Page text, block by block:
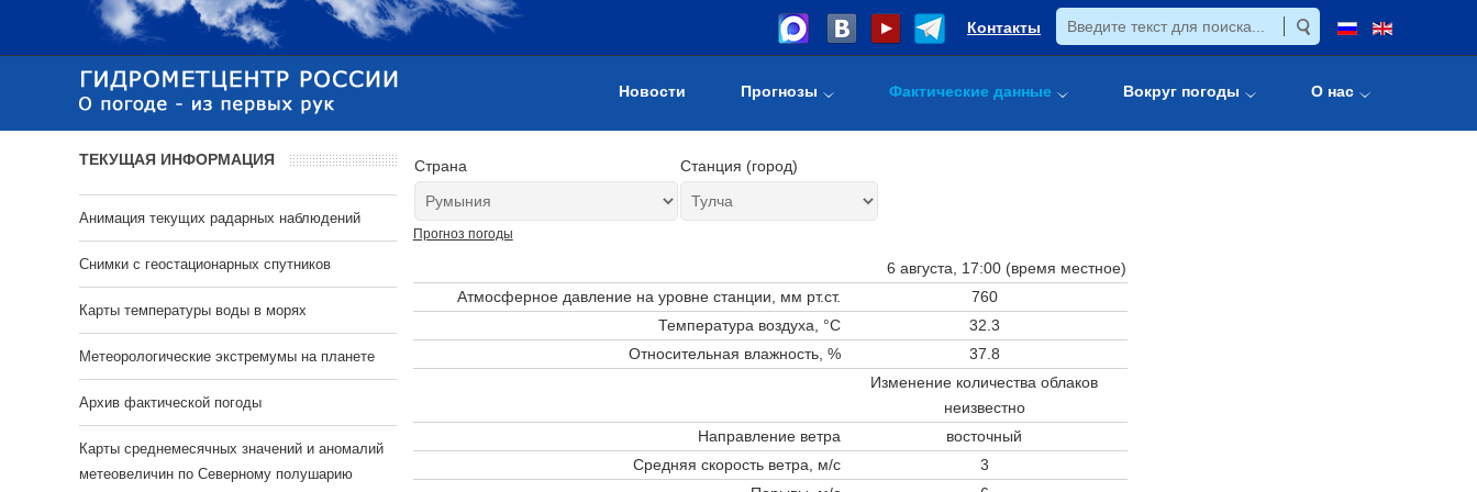
Контакты
Новости Прогнозы Фактические данные Вокруг погоды О нас
Страна Станция (город)
Прогноз погоды
6 августа, 17:00 (время местное)
Атмосферное давление на уровне станции, мм рт.ст.
760
Температура воздуха, °C
32.3
Относительная влажность, %
37.8
Изменение количества облаков
неизвестно
Направление ветра
восточный
Средняя скорость ветра, м/с
3
ТЕКУЩАЯ ИНФОРМАЦИЯ
Анимация текущих радарных наблюдений
Cнимки с геостационарных спутников
Карты температуры воды в морях
Метеорологические экстремумы на планете
Архив фактической погоды
Карты среднемесячных значений и аномалий
метеовеличин по Северному полушарию